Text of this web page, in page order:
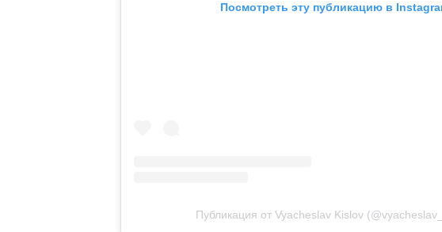
Посмотреть эту публикацию в
Публикация от Vyacheslav Kislov